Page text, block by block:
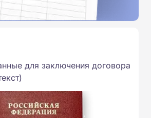
для заключения договора